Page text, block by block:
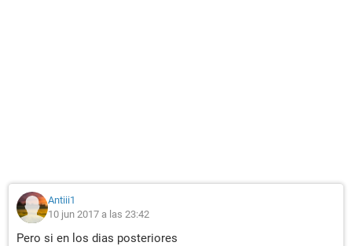
Antiii1
10 jun 2017 a las 23:42
Pero si en los dias posteriores